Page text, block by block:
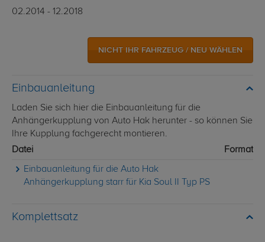
02.2014 - 12.2018
NICHT IHR FAHRZEUG / NEU WÄHLEN
Einbauanleitung
Laden Sie sich hier die Einbauanleitung für die
Anhängerkupplung von Auto Hak herunter - so können Sie
Ihre Kupplung fachgerecht montieren.
Datei
Format
Einbauanleitung für die Auto Hak
Anhängerkupplung starr für Kia Soul II Typ PS
Komplettsatz